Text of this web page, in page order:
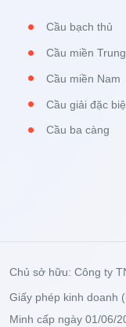
Cầu bạch thủ
Cầu miền Trung
Cầu miền Nam
Cầu giải đặc
Cầu ba càng
Chủ sở hữu: Công ty
Giấy phép kinh doanh
Minh cấp ngày 01/06/